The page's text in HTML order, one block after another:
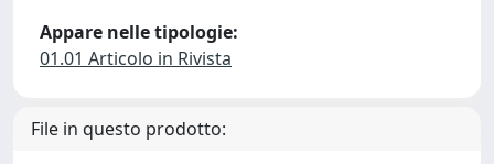
Appare nelle tipologie:
01.01 Articolo in Rivista
File in questo prodotto: